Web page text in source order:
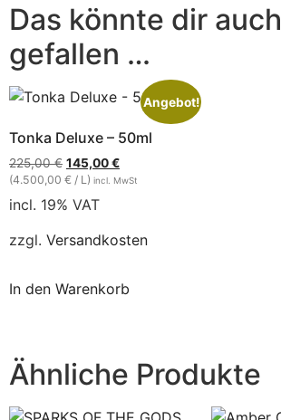
Das könnte dir auch
gefallen …
Angebot!
Tonka Deluxe – 50ml
225,00€ 145,00€
(4.500,00 € / L) incl. MwSt
incl. 19% VAT
zzgl. Versandkosten
In den Warenkorb
Ähnliche Produkte